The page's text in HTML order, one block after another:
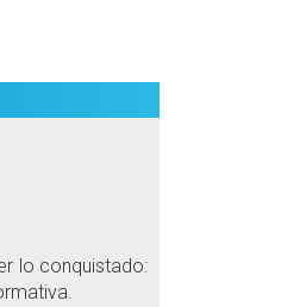
lo conquistado: